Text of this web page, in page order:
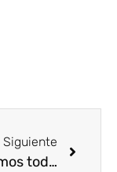
Siguiente
Te contamos todo lo que quieres saber sobre los coches cero emisiones